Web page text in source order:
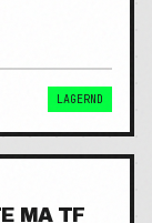
LAGERND
MA TF